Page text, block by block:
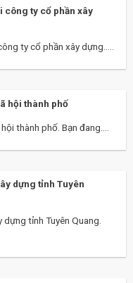
công ty cổ phần xây
ty cổ phần xây dựng.....
hội thành phố
thành phố. Bạn đang....
dựng tỉnh Tuyên
tỉnh Tuyên Quang.